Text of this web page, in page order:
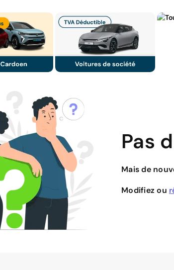
Pas
Mais de
Modifiez ou